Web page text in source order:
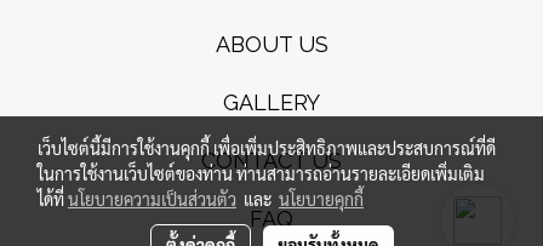
ABOUT US
GALLERY
CONTACT US
FAQ
เว็บไซต์นี้มีการใช้งานคุกกี้ เพื่อเพิ่มประสิทธิภาพและประสบการณ์ที่ดี
ในการใช้งานเว็บไซต์ของท่าน ท่านสามารถอ่านรายละเอียดเพิ่มเติม
ได้ที่นโยบายความเป็นส่วนตัว และ นโยบายคุกกี้